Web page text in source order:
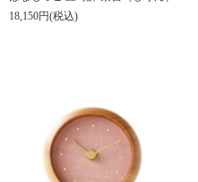
18,150円(税込)